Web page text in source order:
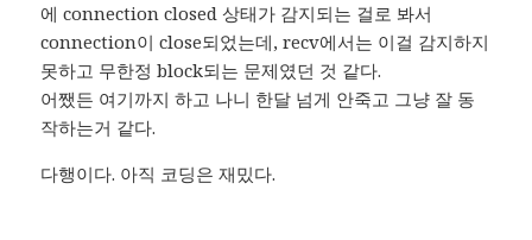
에 connection closed 상태가 감지되는 걸로 봐서
connection이 close되었는데, recv에서는 이걸 감지하지
못하고 무한정 block되는 문제였던 것 같다.
어쨌든 여기까지 하고 나니 한달 넘게 안죽고 그냥 잘 동
작하는거 같다.
다행이다. 아직 코딩은 재밌다.